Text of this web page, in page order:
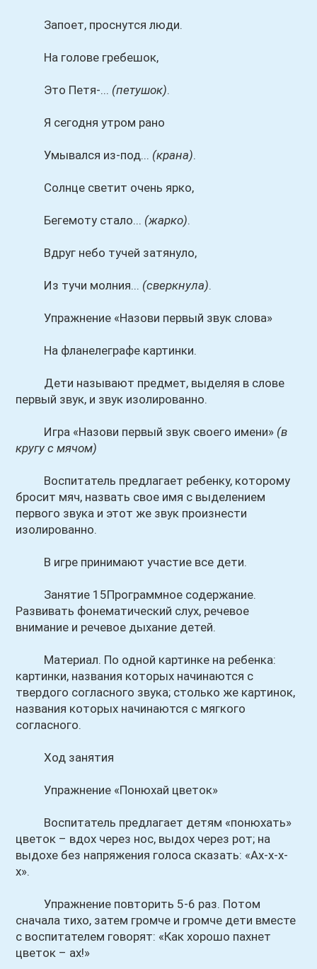
Запоет, проснутся люди.
На голове гребешок,
Это Петя-... (петушок).
Я сегодня утром рано
Умывался из-под... (крана).
Солнце светит очень ярко,
Бегемоту стало... (жарко).
Вдруг небо тучей затянуло,
Из тучи молния... (сверкнула).
Упражнение «Назови первый звук слова»
На фланелеграфе картинки.
Дети называют предмет, выделяя в слове
первый звук, и звук изолированно.
Игра «Назови первый звук своего имени» (в
кругу с мячом)
Воспитатель предлагает ребенку, которому
бросит мяч, назвать свое имя с выделением
первого звука и этот же звук произнести
изолированно.
В игре принимают участие все дети.
Занятие 15Программное содержание.
Развивать фонематический слух, речевое
внимание и речевое дыхание детей.
Материал. По одной картинке на ребенка:
картинки, названия которых начинаются с
твердого согласного звука; столько же картинок,
названия которых начинаются с мягкого
согласного.
Ход занятия
Упражнение «Понюхай цветок»
Воспитатель предлагает детям «понюхать»
цветок – вдох через нос, выдох через рот; на
выдохе без напряжения голоса сказать: «Ах-х-х-
х».
Упражнение повторить 5-6 раз. Потом
сначала тихо, затем громче и громче дети вместе
с воспитателем говорят: «Как хорошо пахнет
цветок – ах!»